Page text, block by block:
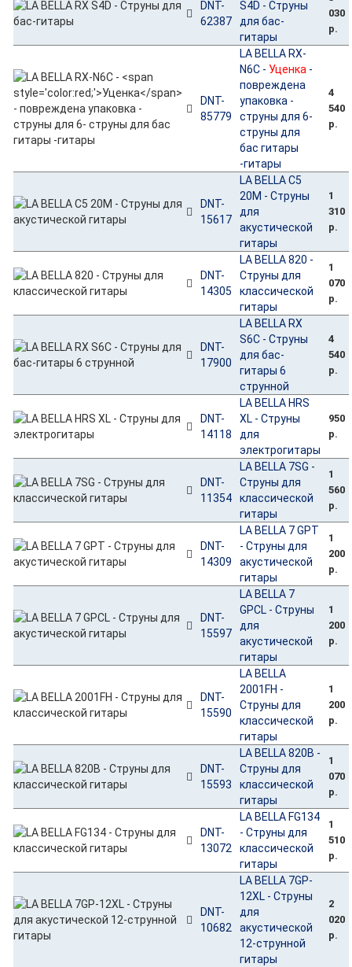
DNT-
62387
S4D - Струны
для бас-
гитары
030
р.
DNT-
85779
LA BELLA RX-
N6C - Уценка -
повреждена
упаковка -
струны для 6-
струны для
бас гитары
-гитары
4
540
р.
DNT-
15617
LA BELLA C5
20M - Струны
для
акустической
гитары
1
310
р.
DNT-
14305
LA BELLA 820 -
Струны для
классической
гитары
1
070
р.
DNT-
17900
LA BELLA RX
S6C - Струны
для бас-
гитары 6
струнной
4
540
р.
DNT-
14118
LA BELLA HRS
XL - Струны
для
электрогитары
950
р.
DNT-
11354
LA BELLA 7SG -
Струны для
классической
гитары
1
560
р.
DNT-
14309
LA BELLA 7 GPT
- Струны для
акустической
гитары
1
200
р.
DNT-
15597
LA BELLA 7
GPCL - Струны
для
акустической
гитары
1
200
р.
DNT-
15590
LA BELLA
2001FH -
Струны для
классической
гитары
1
200
р.
DNT-
15593
LA BELLA 820B -
Струны для
классической
гитары
1
070
р.
DNT-
13072
LA BELLA FG134
- Струны для
классической
гитары
1
510
р.
DNT-
10682
LA BELLA 7GP-
12XL - Струны
для
акустической
12-струнной
гитары
2
020
р.